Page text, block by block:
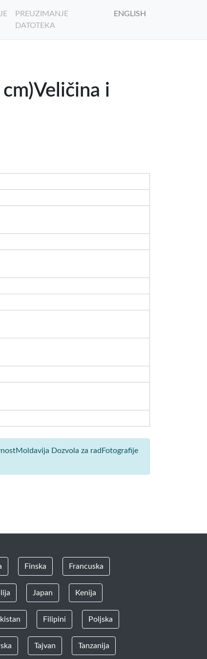
PREUZIMANJE
DATOTEKA
ENGLISH
i
Dozvola za radFotografije
Finska Francuska
Japan Kenija
Filipini Poljska
Tajvan Tanzanija